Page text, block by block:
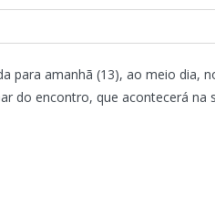
para amanhã (13), ao meio dia,
do encontro, que acontecerá na